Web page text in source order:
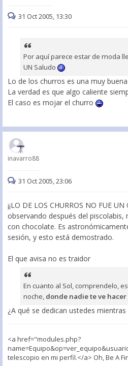
31 Oct 2005, 13:30
Por aquí parece estar de moda
UN Saludo
Lo de los churros es una muy
La verdad es que algo caliente
El caso es mojar el churro
inavarro88
31 Oct 2005, 23:06
¡¡LO DE LOS CHURROS NO FUE
observando después del
con chocolate. Es
sesión, y esto está demostrado.
El que avisa no es traidor
En cuanto al Sol, comprendelo,
noche, donde nadie te ve
¿A qué se dedican ustedes mientras
<a href="modules.php?
telescopio en mi perfil.</a> Oh, Be A